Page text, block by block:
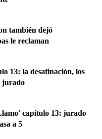
también dejó
le reclaman
13: la desafinación, los
jurado
capítulo 13: jurado
a 5